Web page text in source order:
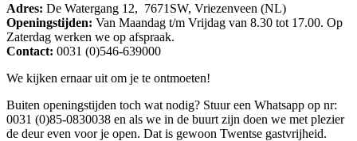
Adres: De Watergang 12, 7671SW, Vriezenveen (NL)
Openingstijden: Van Maandag t/m Vrijdag van 8.30 tot 17.00. Op
Zaterdag werken we op afspraak.
Contact: 0031 (0)546-639000
We kijken ernaar uit om je te ontmoeten!
Buiten openingstijden toch wat nodig? Stuur een Whatsapp op nr:
0031 (0)85-0830038 en als we in de buurt zijn doen we met plezier
de deur even voor je open. Dat is gewoon Twentse gastvrijheid.